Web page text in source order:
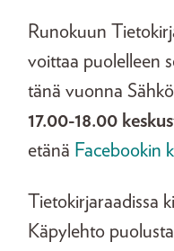
Runokuun
voittaa puolelleen
tänä vuonna
17.00-18.00
etänä Facebookin
Tietokirjaraadissa
Käpylehto